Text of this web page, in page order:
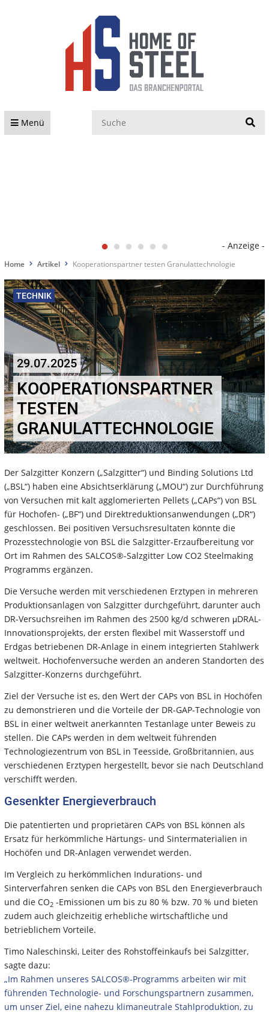
Menü
- Anzeige -
Home Artikel Kooperationspartner testen Granulattechnologie
TECHNIK
29.07.2025
KOOPERATIONSPARTNER
TESTEN
GRANULATTECHNOLOGIE
Der Salzgitter Konzern („Salzgitter“) und Binding Solutions Ltd
(„BSL“) haben eine Absichtserklärung („MOU“) zur Durchführung
von Versuchen mit kalt agglomerierten Pellets („CAPs“) von BSL
für Hochofen- („BF“) und Direktreduktionsanwendungen („DR“)
geschlossen. Bei positiven Versuchsresultaten könnte die
Prozesstechnologie von BSL die Salzgitter-Erzaufbereitung vor
Ort im Rahmen des SALCOS®-Salzgitter Low CO2 Steelmaking
Programms ergänzen.
Die Versuche werden mit verschiedenen Erztypen in mehreren
Produktionsanlagen von Salzgitter durchgeführt, darunter auch
DR-Versuchsreihen im Rahmen des 2500 kg/d schweren μDRAL-
Innovationsprojekts, der ersten flexibel mit Wasserstoff und
Erdgas betriebenen DR-Anlage in einem integrierten Stahlwerk
weltweit. Hochofenversuche werden an anderen Standorten des
Salzgitter-Konzerns durchgeführt.
Ziel der Versuche ist es, den Wert der CAPs von BSL in Hochöfen
zu demonstrieren und die Vorteile der DR-GAP-Technologie von
BSL in einer weltweit anerkannten Testanlage unter Beweis zu
stellen. Die CAPs werden in dem weltweit führenden
Technologiezentrum von BSL in Teesside, Großbritannien, aus
verschiedenen Erztypen hergestellt, bevor sie nach Deutschland
verschifft werden.
Gesenkter Energieverbrauch
Die patentierten und proprietären CAPs von BSL können als
Ersatz für herkömmliche Härtungs- und Sintermaterialien in
Hochöfen und DR-Anlagen verwendet werden.
Im Vergleich zu herkömmlichen Indurations- und
Sinterverfahren senken die CAPs von BSL den Energieverbrauch
und die CO2 -Emissionen um bis zu 80 % bzw. 70 % und bieten
zudem auch gleichzeitig erhebliche wirtschaftliche und
betrieblichem Vorteile.
Timo Naleschinski, Leiter des Rohstoffeinkaufs bei Salzgitter,
sagte dazu:
„Im Rahmen unseres SALCOS®-Programms arbeiten wir mit
führenden Technologie- und Forschungspartnern zusammen,
um unser Ziel, eine nahezu klimaneutrale Stahlproduktion, zu